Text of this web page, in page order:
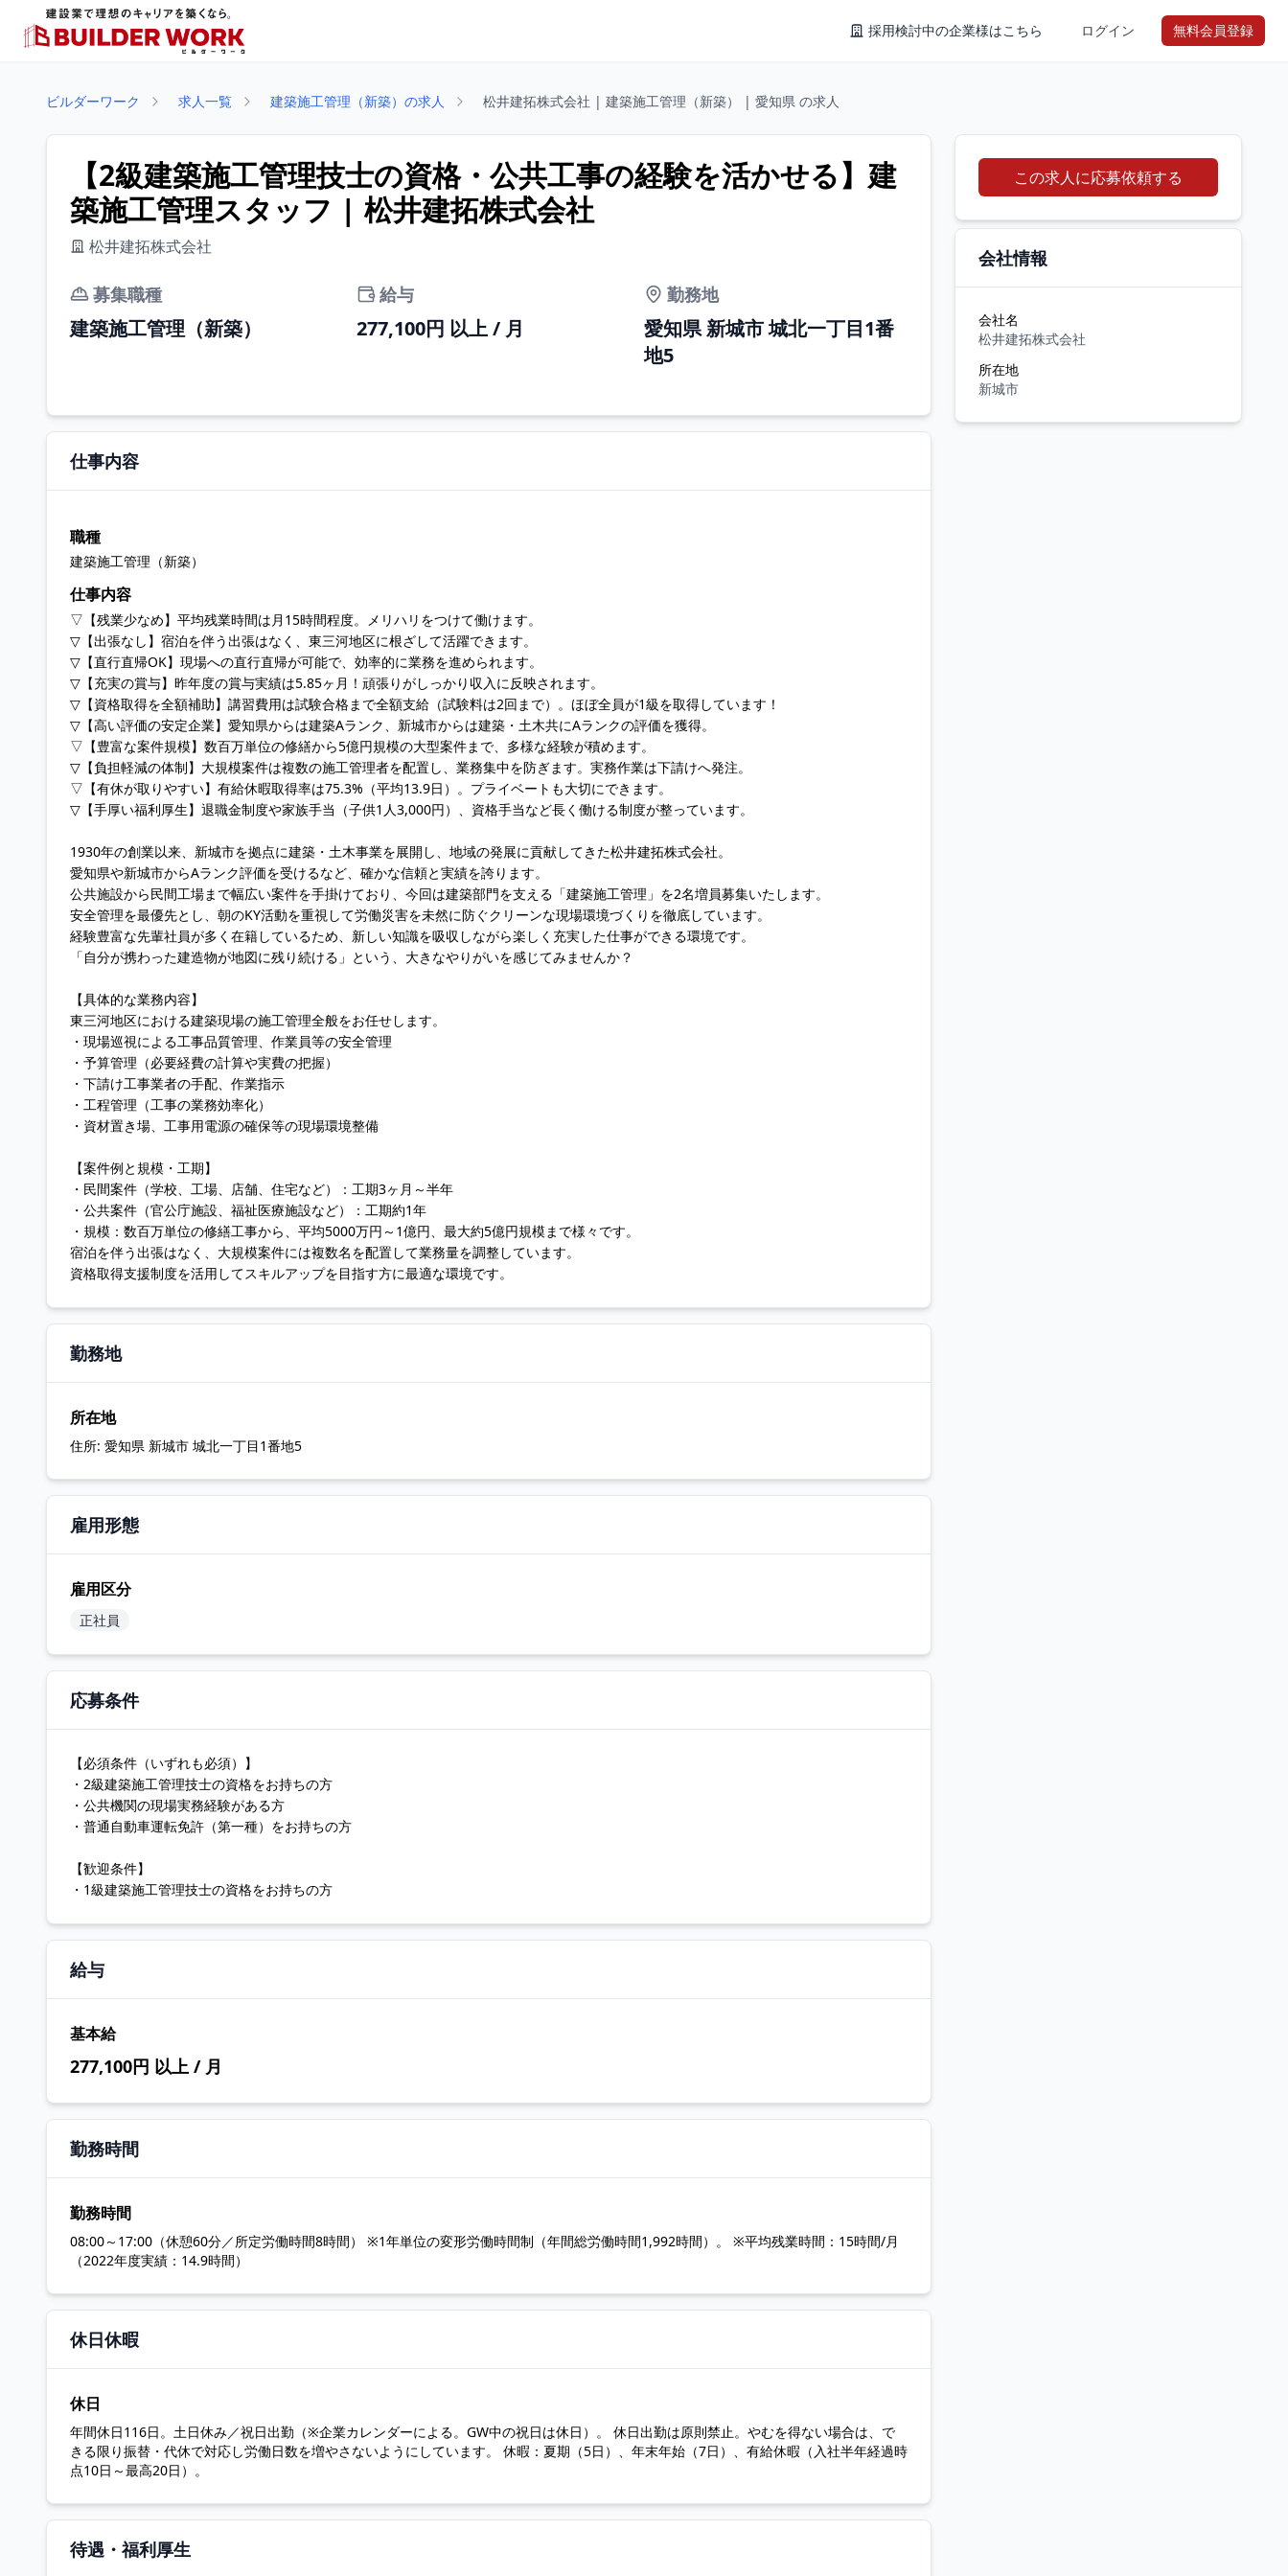
採用検討中の企業様はこちら ログイン 無料会員登録
ビルダーワーク 求人一覧 建築施工管理（新築）の求人 松井建拓株式会社 | 建築施工管理（新築） | 愛知県 の求人
【2級建築施工管理技士の資格・公共工事の経験を活かせる】建
築施工管理スタッフ | 松井建拓株式会社
松井建拓株式会社
募集職種
建築施工管理（新築）
給与
277,100円 以上 / 月
勤務地
愛知県 新城市 城北一丁目1番
地5
仕事内容
職種
建築施工管理（新築）
仕事内容
▽【残業少なめ】平均残業時間は月15時間程度。メリハリをつけて働けます。
▽【出張なし】宿泊を伴う出張はなく、東三河地区に根ざして活躍できます。
▽【直行直帰OK】現場への直行直帰が可能で、効率的に業務を進められます。
▽【充実の賞与】昨年度の賞与実績は5.85ヶ月！頑張りがしっかり収入に反映されます。
▽【資格取得を全額補助】講習費用は試験合格まで全額支給（試験料は2回まで）。ほぼ全員が1級を取得しています！
▽【高い評価の安定企業】愛知県からは建築Aランク、新城市からは建築・土木共にAランクの評価を獲得。
▽【豊富な案件規模】数百万単位の修繕から5億円規模の大型案件まで、多様な経験が積めます。
▽【負担軽減の体制】大規模案件は複数の施工管理者を配置し、業務集中を防ぎます。実務作業は下請けへ発注。
▽【有休が取りやすい】有給休暇取得率は75.3%（平均13.9日）。プライベートも大切にできます。
▽【手厚い福利厚生】退職金制度や家族手当（子供1人3,000円）、資格手当など長く働ける制度が整っています。
1930年の創業以来、新城市を拠点に建築・土木事業を展開し、地域の発展に貢献してきた松井建拓株式会社。
愛知県や新城市からAランク評価を受けるなど、確かな信頼と実績を誇ります。
公共施設から民間工場まで幅広い案件を手掛けており、今回は建築部門を支える「建築施工管理」を2名増員募集いたします。
安全管理を最優先とし、朝のKY活動を重視して労働災害を未然に防ぐクリーンな現場環境づくりを徹底しています。
経験豊富な先輩社員が多く在籍しているため、新しい知識を吸収しながら楽しく充実した仕事ができる環境です。
「自分が携わった建造物が地図に残り続ける」という、大きなやりがいを感じてみませんか？
【具体的な業務内容】
東三河地区における建築現場の施工管理全般をお任せします。
・現場巡視による工事品質管理、作業員等の安全管理
・予算管理（必要経費の計算や実費の把握）
・下請け工事業者の手配、作業指示
・工程管理（工事の業務効率化）
・資材置き場、工事用電源の確保等の現場環境整備
【案件例と規模・工期】
・民間案件（学校、工場、店舗、住宅など）：工期3ヶ月～半年
・公共案件（官公庁施設、福祉医療施設など）：工期約1年
・規模：数百万単位の修繕工事から、平均5000万円～1億円、最大約5億円規模まで様々です。
宿泊を伴う出張はなく、大規模案件には複数名を配置して業務量を調整しています。
資格取得支援制度を活用してスキルアップを目指す方に最適な環境です。
勤務地
所在地
住所: 愛知県 新城市 城北一丁目1番地5
雇用形態
雇用区分
正社員
応募条件
【必須条件（いずれも必須）】
・2級建築施工管理技士の資格をお持ちの方
・公共機関の現場実務経験がある方
・普通自動車運転免許（第一種）をお持ちの方
【歓迎条件】
・1級建築施工管理技士の資格をお持ちの方
給与
基本給
277,100円 以上 / 月
勤務時間
勤務時間
08:00～17:00（休憩60分／所定労働時間8時間） ※1年単位の変形労働時間制（年間総労働時間1,992時間）。 ※平均残業時間：15時間/月
（2022年度実績：14.9時間）
休日休暇
休日
年間休日116日。土日休み／祝日出勤（※企業カレンダーによる。GW中の祝日は休日）。 休日出勤は原則禁止。やむを得ない場合は、で
きる限り振替・代休で対応し労働日数を増やさないようにしています。 休暇：夏期（5日）、年末年始（7日）、有給休暇（入社半年経過時
点10日～最高20日）。
待遇・福利厚生
この求人に応募依頼する
会社情報
会社名
松井建拓株式会社
所在地
新城市